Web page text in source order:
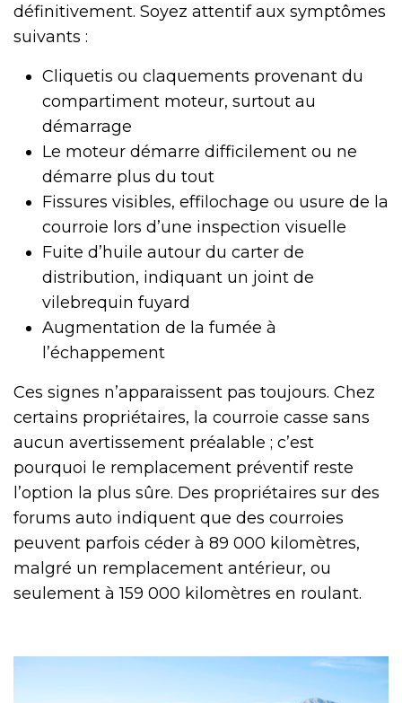
définitivement. Soyez attentif aux symptômes
suivants :
Cliquetis ou claquements provenant du
compartiment moteur, surtout au
démarrage
Le moteur démarre difficilement ou ne
démarre plus du tout
Fissures visibles, effilochage ou usure de la
courroie lors d’une inspection visuelle
Fuite d’huile autour du carter de
distribution, indiquant un joint de
vilebrequin fuyard
Augmentation de la fumée à
l’échappement
Ces signes n’apparaissent pas toujours. Chez
certains propriétaires, la courroie casse sans
aucun avertissement préalable ; c’est
pourquoi le remplacement préventif reste
l’option la plus sûre. Des propriétaires sur des
forums auto indiquent que des courroies
peuvent parfois céder à 89 000 kilomètres,
malgré un remplacement antérieur, ou
seulement à 159 000 kilomètres en roulant.